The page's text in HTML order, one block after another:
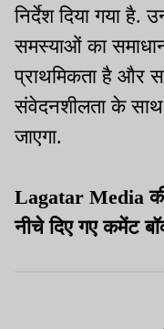
निर्देश दिया गया है.
समस्याओं का
प्राथमिकता है और
संवेदनशीलता के साथ
जाएगा.
Lagatar Media
नीचे दिए गए कमेंट